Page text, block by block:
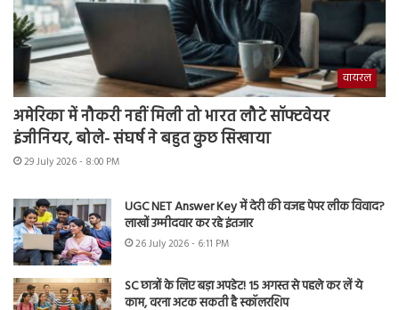
वायरल
अमेरिका में नौकरी नहीं मिली तो भारत लौटे सॉफ्टवेयर
इंजीनियर, बोले- संघर्ष ने बहुत कुछ सिखाया
29 July 2026 - 8:00 PM
UGC NET Answer Key में देरी की वजह पेपर लीक विवाद?
लाखों उम्मीदवार कर रहे इंतजार
26 July 2026 - 6:11 PM
SC छात्रों के लिए बड़ा अपडेट! 15 अगस्त से पहले कर लें ये
काम, वरना अटक सकती है स्कॉलरशिप